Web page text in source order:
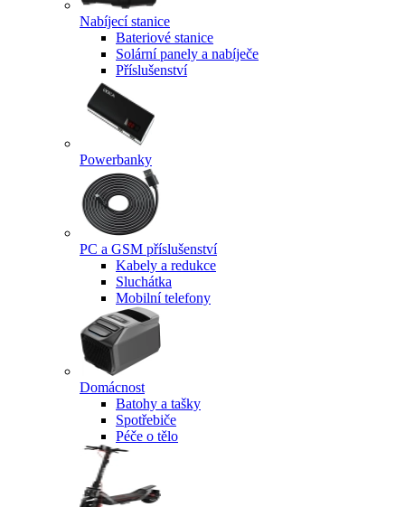
Nabíjecí stanice
Bateriové stanice
Solární panely a nabíječe
Příslušenství
Powerbanky
PC a GSM příslušenství
Kabely a redukce
Sluchátka
Mobilní telefony
Domácnost
Batohy a tašky
Spotřebiče
Péče o tělo